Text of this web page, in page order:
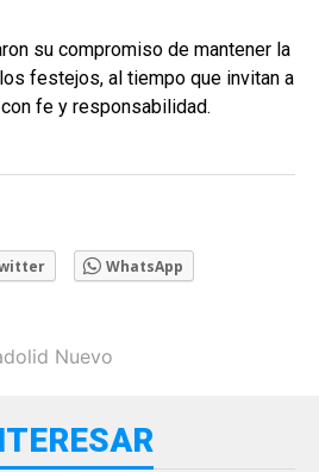
su compromiso de mantener la
festejos, al tiempo que invitan a
fe y responsabilidad.
WhatsApp
Nuevo